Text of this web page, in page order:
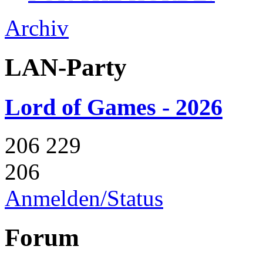
Archiv
LAN-Party
Lord of Games - 2026
206 229
206
Anmelden/Status
Forum